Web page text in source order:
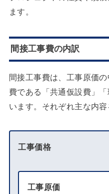
ます。
間接工事費の内訳
間接工事費は、工事原価
費である「共通仮設費」
います。それぞれ主な内容
工事価格
工事原価